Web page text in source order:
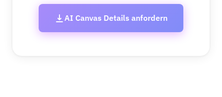
AI Canvas Details anfordern